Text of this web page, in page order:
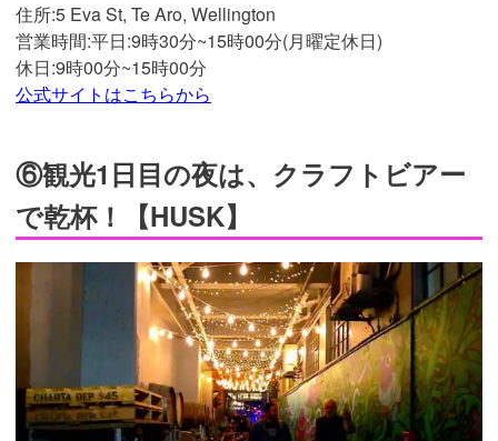
住所:5 Eva St, Te Aro, Wellington
営業時間:平日:9時30分~15時00分(月曜定休日)
休日:9時00分~15時00分
公式サイトはこちらから
⑥観光1日目の夜は、クラフトビアー
で乾杯！【HUSK】